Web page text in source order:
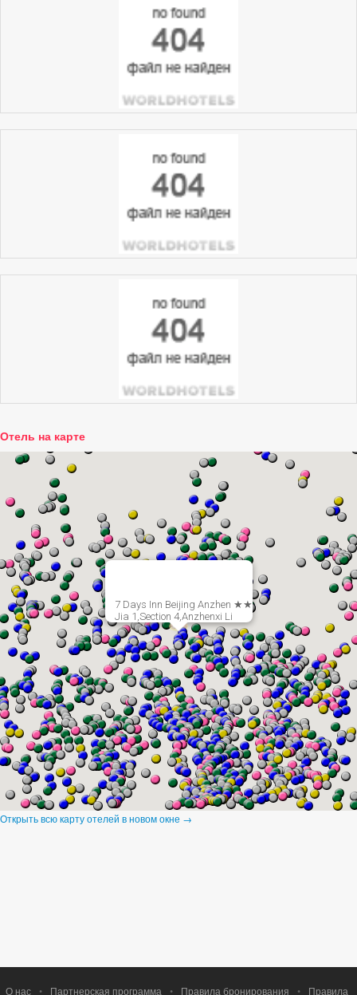
Отель на карте
7 Days Inn Beijing Anzhen ★★
Jia 1,Section 4,Anzhenxi Li
Открыть всю карту отелей в новом окне →
О нас • Партнерская программа • Правила бронирования • Правила